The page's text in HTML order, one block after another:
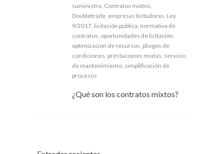
suministro Contratos mixtos
Doubletrade empresas licitadoras Ley
9/2017 licitación pública normativa de
contratos oportunidades de licitación
optimización de recursos pliegos de
condiciones prestaciones mixtas servicio
de mantenimiento simplificación de
procesos
¿Qué son los contratos mixtos?